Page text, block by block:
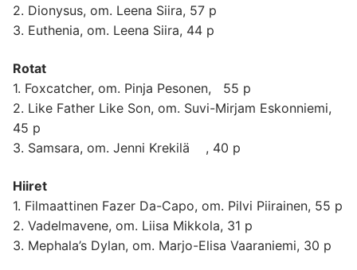
2. Dionysus, om. Leena Siira, 57 p
3. Euthenia, om. Leena Siira, 44 p
Rotat
1. Foxcatcher, om. Pinja Pesonen, 55 p
2. Like Father Like Son, om. Suvi-Mirjam Eskonniemi,
45 p
3. Samsara, om. Jenni Krekilä , 40 p
Hiiret
1. Filmaattinen Fazer Da-Capo, om. Pilvi Piirainen, 55 p
2. Vadelmavene, om. Liisa Mikkola, 31 p
3. Mephala’s Dylan, om. Marjo-Elisa Vaaraniemi, 30 p